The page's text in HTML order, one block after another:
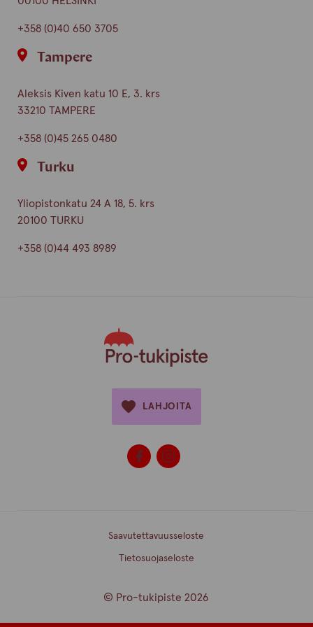
+358 (0)40 650 3705
Tampere
Aleksis Kiven katu 10 E, 3. krs
33210 TAMPERE
+358 (0)45 265 0480
Turku
Yliopistonkatu 24 A 18, 5. krs
20100 TURKU
+358 (0)44 493 8989
LAHJOITA
Saavutettavuusseloste
Tietosuojaseloste
© Pro-tukipiste 2026